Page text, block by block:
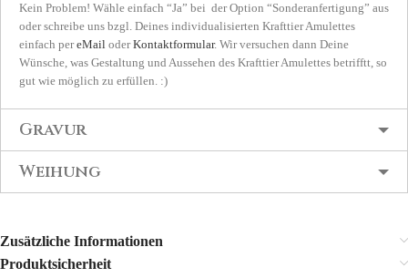
Kein Problem! Wähle einfach “Ja” bei der Option “Sonderanfertigung” aus
oder schreibe uns bzgl. Deines individualisierten Krafttier Amulettes
einfach pereMail oderKontaktformular. Wir versuchen dann Deine
Wünsche, was Gestaltung und Aussehen des Krafttier Amulettes betrifftt, so
gut wie möglich zu erfüllen. :)
Gravur
Weihung
Zusätzliche Informationen
Produktsicherheit